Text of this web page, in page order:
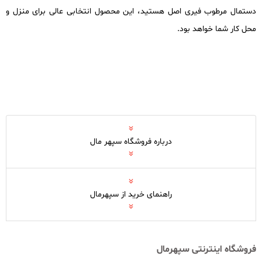
دستمال مرطوب فیری اصل هستید، این محصول انتخابی عالی برای منزل و
محل کار شما خواهد بود.
درباره فروشگاه سپهر مال
راهنمای خرید از سپهرمال
فروشگاه اینترنتی سپهرمال